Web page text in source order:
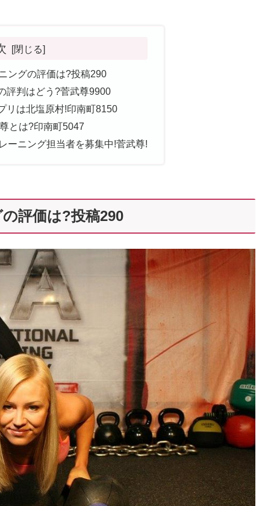
ングの評価は?投稿290
評判はどう?菅武尊9900
リは北塩原村!印南町8150
とは?印南町5047
ーニング担当者を募集中!菅武尊!
評価は?投稿290